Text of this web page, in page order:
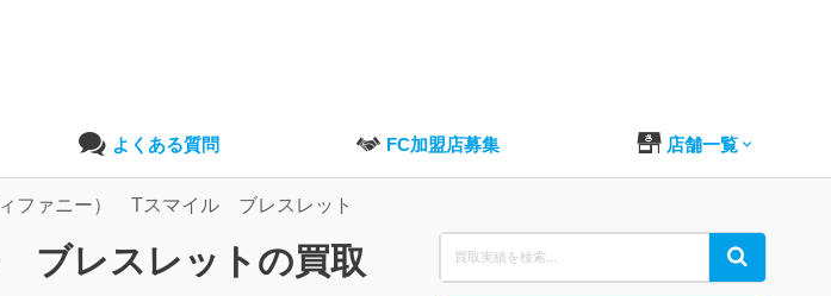
よくある質問 FC加盟店募集 店舗一覧
ファニー） Tスマイル ブレスレット
レスレットの買取
Search
for:
Search